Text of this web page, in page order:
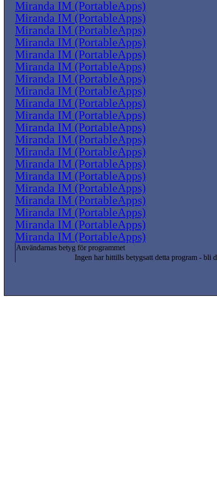
Miranda IM (PortableApps)
Miranda IM (PortableApps)
Miranda IM (PortableApps)
Miranda IM (PortableApps)
Miranda IM (PortableApps)
Miranda IM (PortableApps)
Miranda IM (PortableApps)
Miranda IM (PortableApps)
Miranda IM (PortableApps)
Miranda IM (PortableApps)
Miranda IM (PortableApps)
Miranda IM (PortableApps)
Miranda IM (PortableApps)
Miranda IM (PortableApps)
Miranda IM (PortableApps)
Miranda IM (PortableApps)
Miranda IM (PortableApps)
Miranda IM (PortableApps)
Miranda IM (PortableApps)
Miranda IM (PortableApps)
Användarnas betyg för programmet
Ingen har hittills betygsatt detta program - bli